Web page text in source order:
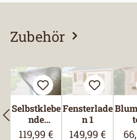
Zubehör
Selbstklebe
nde
Bitumen-
Regulärer Preis:
119,99 €
Fensterlade
n 1
Regulärer Preis:
149,99 €